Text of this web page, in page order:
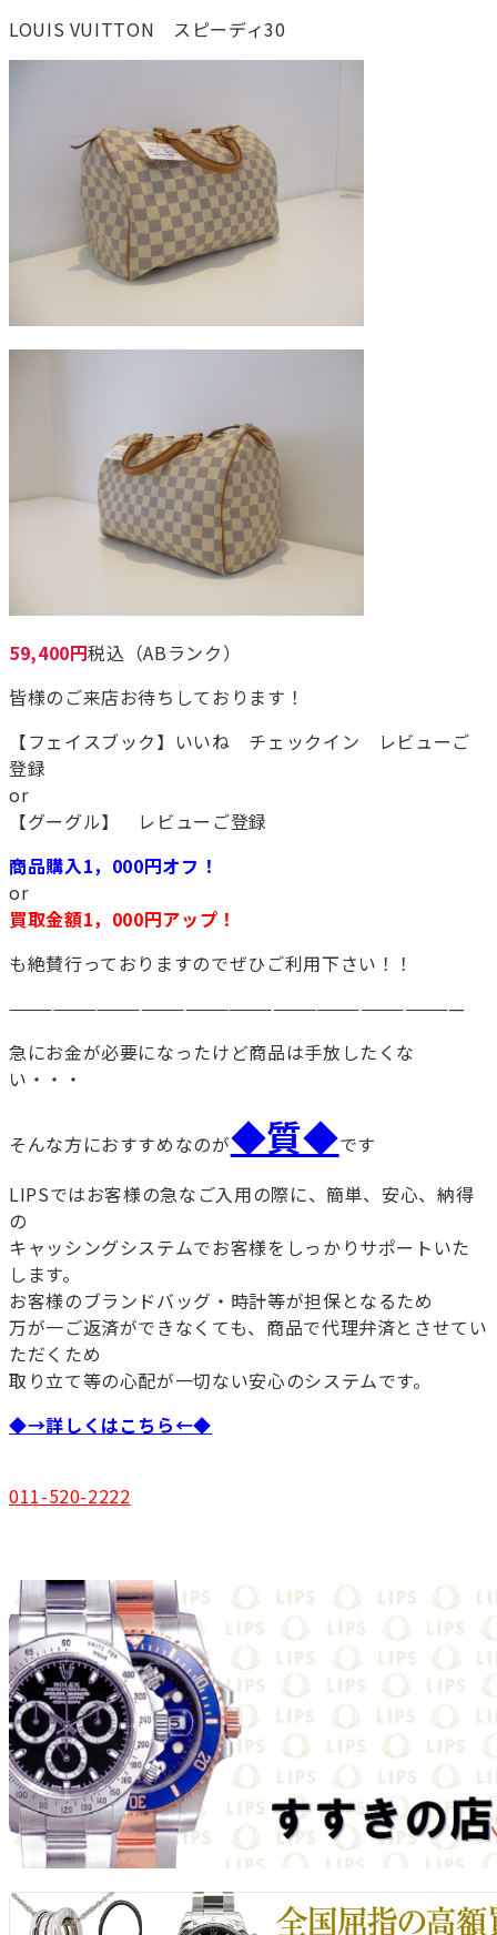
LOUIS VUITTON スピーディ30
59,400円税込（ABランク）
皆様のご来店お待ちしております！
【フェイスブック】いいね チェックイン レビューご
登録
or
【グーグル】 レビューご登録
商品購入1，000円オフ！
or
買取金額1，000円アップ！
も絶賛行っておりますのでぜひご利用下さい！！
———————————————————————————————
急にお金が必要になったけど商品は手放したくな
い・・・
そんな方におすすめなのが◆質◆です
LIPSではお客様の急なご入用の際に、簡単、安心、納得
の
キャッシングシステムでお客様をしっかりサポートいた
します。
お客様のブランドバッグ・時計等が担保となるため
万が一ご返済ができなくても、商品で代理弁済とさせてい
ただくため
取り立て等の心配が一切ない安心のシステムです。
◆→詳しくはこちら←◆
011-520-2222